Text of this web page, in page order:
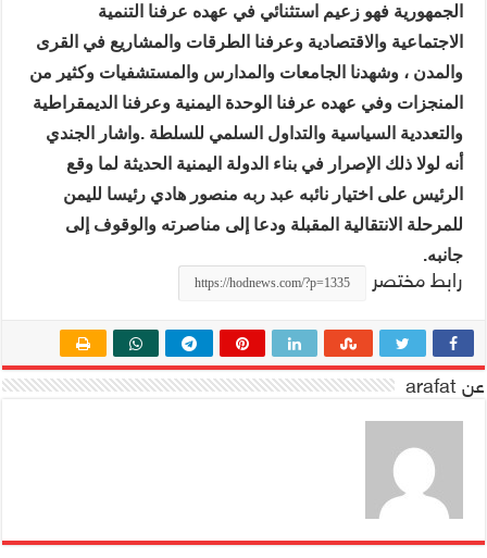
الجمهورية فهو زعيم استثنائي في عهده عرفنا التنمية
الاجتماعية والاقتصادية وعرفنا الطرقات والمشاريع في القرى
والمدن ، وشهدنا الجامعات والمدارس والمستشفيات وكثير من
المنجزات وفي عهده عرفنا الوحدة اليمنية وعرفنا الديمقراطية
والتعددية السياسية والتداول السلمي للسلطة .واشار الجندي
أنه لولا ذلك الإصرار في بناء الدولة اليمنية الحديثة لما وقع
الرئيس على اختيار نائبه عبد ربه منصور هادي رئيسا لليمن
للمرحلة الانتقالية المقبلة ودعا إلى مناصرته والوقوف إلى
جانبه.
رابط مختصر
عن arafat